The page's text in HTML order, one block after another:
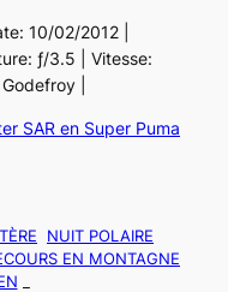
10/02/2012 |
ƒ/3.5 | Vitesse:
|
SAR en Super Puma
NUIT POLAIRE
EN MONTAGNE